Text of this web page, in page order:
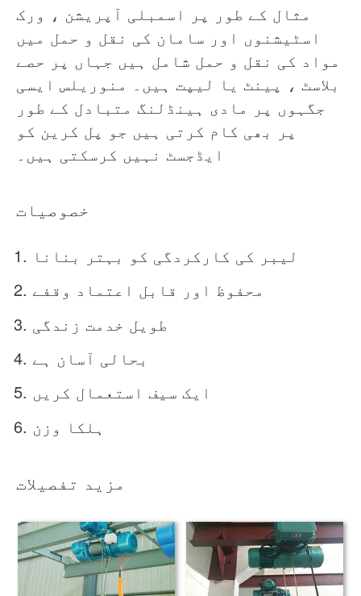
مثال کے طور پر اسمبلی آپریشن ، ورک
اسٹیشنوں اور سامان کی نقل و حمل میں
مواد کی نقل و حمل شامل ہیں جہاں پر حصے
بلاسٹ ، پینٹ یا لیپت ہیں۔ منوریلس ایسی
جگہوں پر مادی ہینڈلنگ متبادل کے طور
پر بھی کام کرتی ہیں جو پل کرین کو
ایڈجسٹ نہیں کرسکتی ہیں۔
خصوصیات
لیبر کی کارکردگی کو بہتر بنانا
محفوظ اور قابل اعتماد وقفے
طویل خدمت زندگی
بحالی آسان ہے
ایک سیف استعمال کریں
ہلکا وزن
مزید تفصیلات